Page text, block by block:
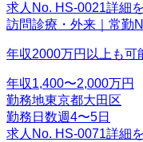
求人No. HS-0021詳細
訪問診療・外来｜常勤
年収2000万円以上も可
年収1,400〜2,000万円
勤務地東京都大田区
勤務日数週4〜5日
求人No. HS-0071詳細